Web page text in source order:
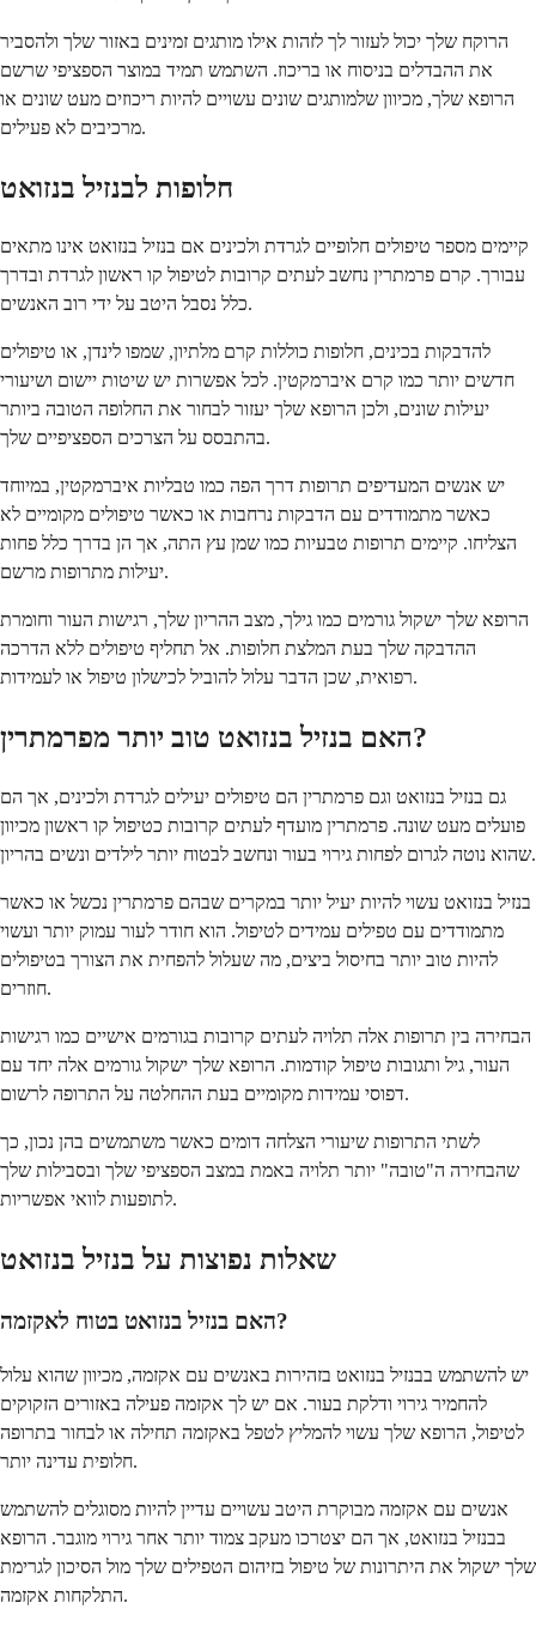
הרוקח שלך יכול לעזור לך לזהות אילו מותגים זמינים באזור שלך ולהסביר
את ההבדלים בניסוח או בריכוז. השתמש תמיד במוצר הספציפי שרשם
הרופא שלך, מכיוון שלמותגים שונים עשויים להיות ריכוזים מעט שונים או
מרכיבים לא פעילים.
חלופות לבנזיל בנזואט
קיימים מספר טיפולים חלופיים לגרדת ולכינים אם בנזיל בנזואט אינו מתאים
עבורך. קרם פרמתרין נחשב לעתים קרובות לטיפול קו ראשון לגרדת ובדרך
כלל נסבל היטב על ידי רוב האנשים.
להדבקות בכינים, חלופות כוללות קרם מלתיון, שמפו לינדן, או טיפולים
חדשים יותר כמו קרם איברמקטין. לכל אפשרות יש שיטות יישום ושיעורי
יעילות שונים, ולכן הרופא שלך יעזור לבחור את החלופה הטובה ביותר
בהתבסס על הצרכים הספציפיים שלך.
יש אנשים המעדיפים תרופות דרך הפה כמו טבליות איברמקטין, במיוחד
כאשר מתמודדים עם הדבקות נרחבות או כאשר טיפולים מקומיים לא
הצליחו. קיימים תרופות טבעיות כמו שמן עץ התה, אך הן בדרך כלל פחות
יעילות מתרופות מרשם.
הרופא שלך ישקול גורמים כמו גילך, מצב ההריון שלך, רגישות העור וחומרת
ההדבקה שלך בעת המלצת חלופות. אל תחליף טיפולים ללא הדרכה
רפואית, שכן הדבר עלול להוביל לכישלון טיפול או לעמידות.
האם בנזיל בנזואט טוב יותר מפרמתרין?
גם בנזיל בנזואט וגם פרמתרין הם טיפולים יעילים לגרדת ולכינים, אך הם
פועלים מעט שונה. פרמתרין מועדף לעתים קרובות כטיפול קו ראשון מכיוון
שהוא נוטה לגרום לפחות גירוי בעור ונחשב לבטוח יותר לילדים ונשים בהריון.
בנזיל בנזואט עשוי להיות יעיל יותר במקרים שבהם פרמתרין נכשל או כאשר
מתמודדים עם טפילים עמידים לטיפול. הוא חודר לעור עמוק יותר ועשוי
להיות טוב יותר בחיסול ביצים, מה שעלול להפחית את הצורך בטיפולים
חוזרים.
הבחירה בין תרופות אלה תלויה לעתים קרובות בגורמים אישיים כמו רגישות
העור, גיל ותגובות טיפול קודמות. הרופא שלך ישקול גורמים אלה יחד עם
דפוסי עמידות מקומיים בעת ההחלטה על התרופה לרשום.
לשתי התרופות שיעורי הצלחה דומים כאשר משתמשים בהן נכון, כך
שהבחירה ה"טובה" יותר תלויה באמת במצב הספציפי שלך ובסבילות שלך
לתופעות לוואי אפשריות.
שאלות נפוצות על בנזיל בנזואט
האם בנזיל בנזואט בטוח לאקזמה?
יש להשתמש בבנזיל בנזואט בזהירות באנשים עם אקזמה, מכיוון שהוא עלול
להחמיר גירוי ודלקת בעור. אם יש לך אקזמה פעילה באזורים הזקוקים
לטיפול, הרופא שלך עשוי להמליץ ​​לטפל באקזמה תחילה או לבחור בתרופה
חלופית עדינה יותר.
אנשים עם אקזמה מבוקרת היטב עשויים עדיין להיות מסוגלים להשתמש
בבנזיל בנזואט, אך הם יצטרכו מעקב צמוד יותר אחר גירוי מוגבר. הרופא
שלך ישקול את היתרונות של טיפול בזיהום הטפילים שלך מול הסיכון לגרימת
התלקחות אקזמה.